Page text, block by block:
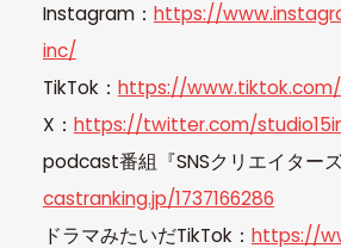
Instagram： https://
inc/
TikTok： https://www.tiktok.com/
X： https://twitter.com/
podcast番組『SNSクリエイターズ
castranking.jp/1737166286
ドラマみたいだTikTok： https://